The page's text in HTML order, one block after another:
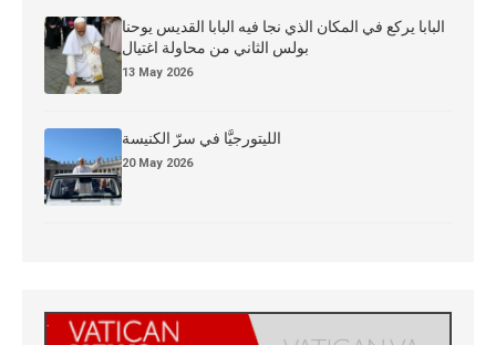
البابا يركع في المكان الذي نجا فيه البابا القديس يوحنا
بولس الثاني من محاولة اغتيال
13 May 2026
الليتورجيَّا في سرّ الكنيسة
20 May 2026